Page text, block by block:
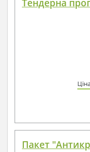
Тендерна
Пакет